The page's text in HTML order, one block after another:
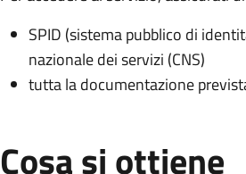
SPID (sistema pubblico di
nazionale dei servizi (CNS)
tutta la documentazione
Cosa si ottiene